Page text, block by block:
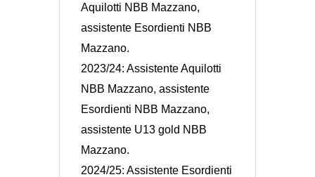
Aquilotti NBB Mazzano,
assistente Esordienti NBB
Mazzano.
2023/24: Assistente Aquilotti
NBB Mazzano, assistente
Esordienti NBB Mazzano,
assistente U13 gold NBB
Mazzano.
2024/25: Assistente Esordienti